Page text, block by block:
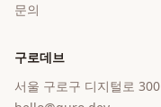
문의
구로데브
서울 구로구 디지털로 300